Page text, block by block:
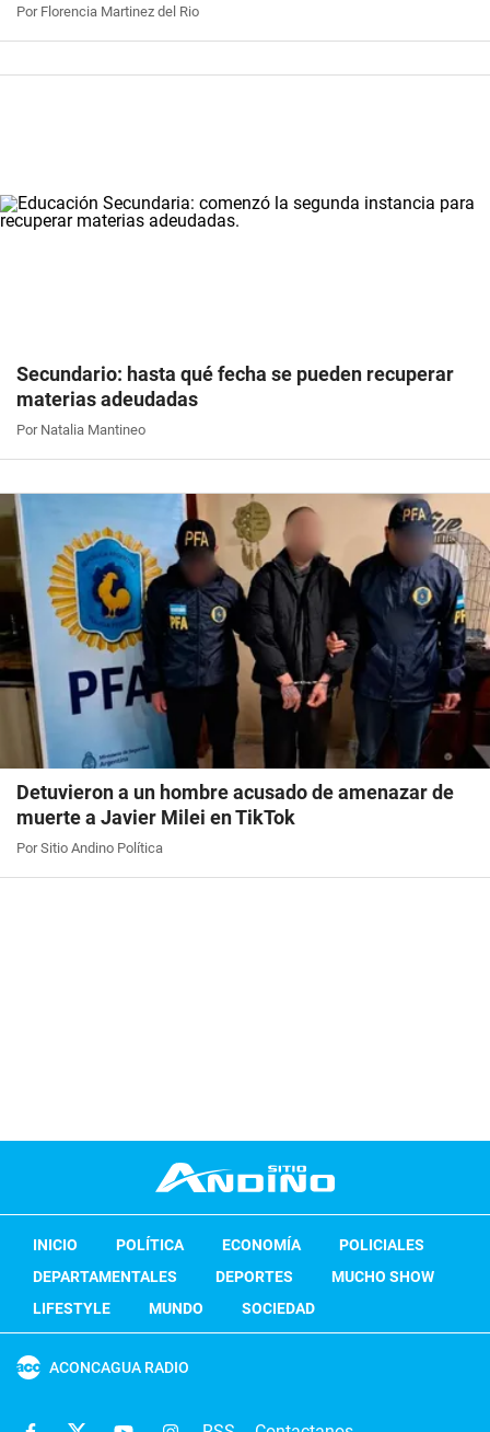
Por Florencia Martinez del Rio
Secundario: hasta qué fecha se pueden recuperar
materias adeudadas
Por Natalia Mantineo
Detuvieron a un hombre acusado de amenazar de
muerte a Javier Milei en TikTok
Por Sitio Andino Política
INICIO POLÍTICA ECONOMÍA
POLICIALES
DEPARTAMENTALES
DEPORTES
MUCHO SHOW
LIFESTYLE
MUNDO SOCIEDAD
ACONCAGUA RADIO